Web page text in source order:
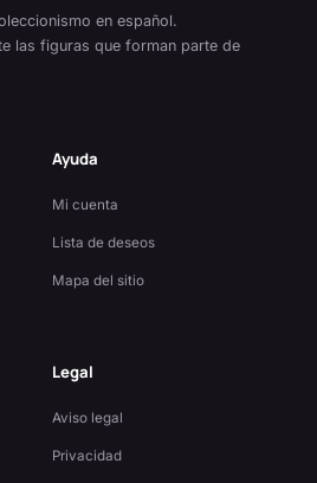
en español.
las figuras que forman parte de
Ayuda
Mi cuenta
Lista de deseos
Mapa del sitio
Legal
Aviso legal
Privacidad